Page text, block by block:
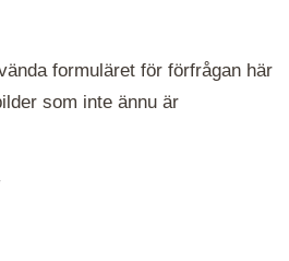
formuläret för förfrågan här
som inte ännu är